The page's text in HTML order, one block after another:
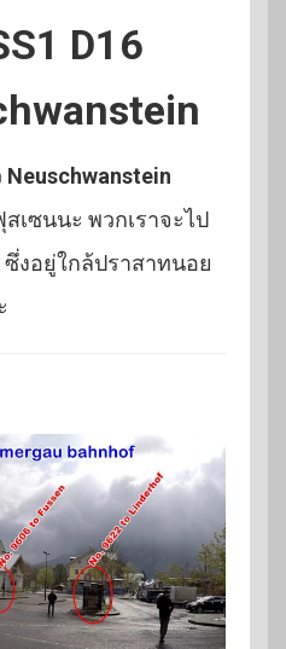
D16
Neuschwanstein
เซนนะ พวกเราจะไป
งอยู่ใกล้ปราสาทนอย